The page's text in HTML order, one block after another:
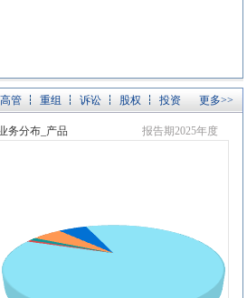
高管 重组 诉讼 股权 投资 更多>>
务分布_产品 报告期2025年度